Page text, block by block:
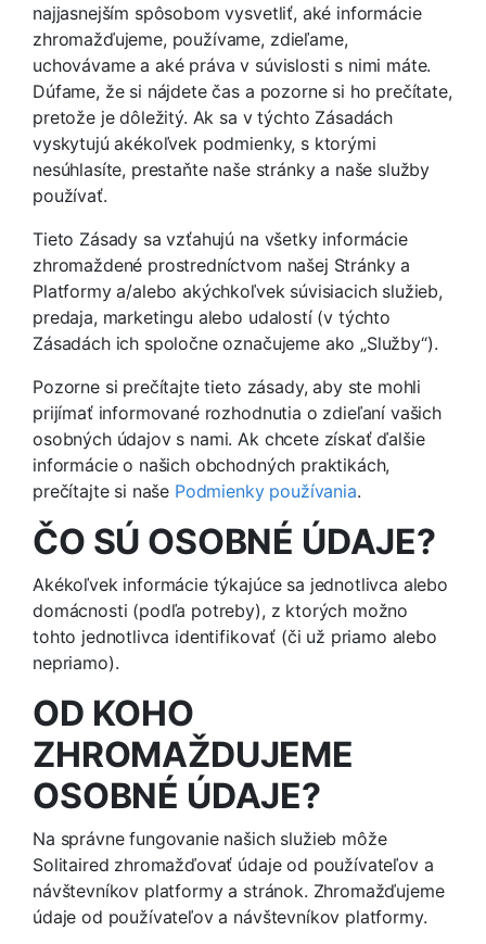
najjasnejším spôsobom vysvetliť, aké informácie
zhromažďujeme, používame, zdieľame,
uchovávame a aké práva v súvislosti s nimi máte.
Dúfame, že si nájdete čas a pozorne si ho prečítate,
pretože je dôležitý. Ak sa v týchto Zásadách
vyskytujú akékoľvek podmienky, s ktorými
nesúhlasíte, prestaňte naše stránky a naše služby
používať.
Tieto Zásady sa vzťahujú na všetky informácie
zhromaždené prostredníctvom našej Stránky a
Platformy a/alebo akýchkoľvek súvisiacich služieb,
predaja, marketingu alebo udalostí (v týchto
Zásadách ich spoločne označujeme ako „Služby“).
Pozorne si prečítajte tieto zásady, aby ste mohli
prijímať informované rozhodnutia o zdieľaní vašich
osobných údajov s nami. Ak chcete získať ďalšie
informácie o našich obchodných praktikách,
prečítajte si naše Podmienky používania.
ČO SÚ OSOBNÉ ÚDAJE?
Akékoľvek informácie týkajúce sa jednotlivca alebo
domácnosti (podľa potreby), z ktorých možno
tohto jednotlivca identifikovať (či už priamo alebo
nepriamo).
OD KOHO
ZHROMAŽDUJEME
OSOBNÉ ÚDAJE?
Na správne fungovanie našich služieb môže
Solitaired zhromažďovať údaje od používateľov a
návštevníkov platformy a stránok. Zhromažďujeme
údaje od používateľov a návštevníkov platformy.